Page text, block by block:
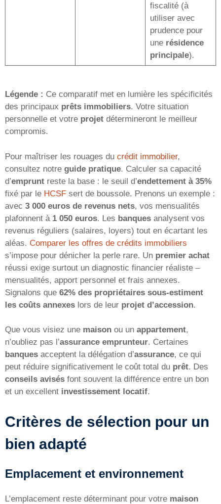
fiscalité (à
utiliser avec
prudence pour
une résidence
principale).
Légende : Ce comparatif met en lumière les spécificités
des principaux prêts immobiliers. Votre situation
personnelle et votre projet détermineront le meilleur
compromis.
Pour maîtriser les rouages du crédit immobilier,
consultez notre guide pratique. Calculer sa capacité
d’emprunt reste la base : le seuil d’endettement à 35%
fixé par le HCSF sert de boussole. Prenons un exemple :
avec 3 000 euros de revenus nets, vos mensualités
plafonnent à 1 050 euros. Les banques analysent vos
revenus réguliers (salaires, loyers) tout en écartant les
aléas. Comparer les offres de crédits immobiliers
s’impose pour dénicher la perle rare. Un premier achat
réussi exige surtout un diagnostic financier réaliste –
mensualités, apport personnel et frais annexes.
Signalons que 62% des propriétaires sous-estiment
les coûts annexes lors de leur projet d’accession.
Que vous visiez une maison ou un appartement,
n’oubliez pas l’assurance emprunteur. Certaines
banques acceptent la délégation d’assurance, ce qui
peut réduire significativement le coût total du prêt. Des
conseils avisés font souvent la différence entre un bon
et un excellent investissement locatif.
Critères de sélection pour un
bien adapté
Emplacement et environnement
L’emplacement reste déterminant pour votre maison